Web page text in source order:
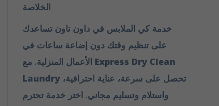
الخلاصة
خدمة كي الملابس في داون تاون تساعدك
على تنظيم وقتك دون إضاعة ساعات في
Express Dry Clean
Laundry
واستلام وتسليم مجاني. اختر خدمة تحترم